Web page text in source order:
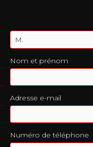
Nom et prénom
Adresse e-mail
Numéro de téléphone